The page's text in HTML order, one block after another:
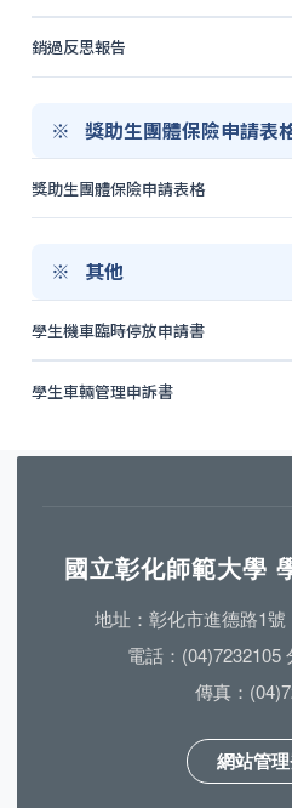
銷過反思報告
獎助生團體保險申請表
獎助生團體保險申請表格
其他
學生機車臨時停放申請書
學生車輛管理申訴書
國立彰化師範大學
地址：彰化市進德路1
電話：(04)7232105
傳真：
網站管